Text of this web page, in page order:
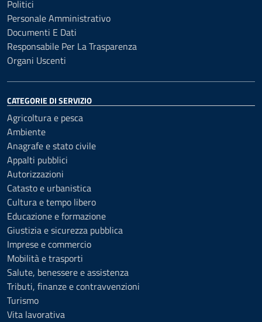
Politici
Personale Amministrativo
Documenti E Dati
Responsabile Per La Trasparenza
Organi Uscenti
CATEGORIE DI SERVIZIO
Agricoltura e pesca
Ambiente
Anagrafe e stato civile
Appalti pubblici
Autorizzazioni
Catasto e urbanistica
Cultura e tempo libero
Educazione e formazione
Giustizia e sicurezza pubblica
Imprese e commercio
Mobilità e trasporti
Salute, benessere e assistenza
Tributi, finanze e contravvenzioni
Turismo
Vita lavorativa